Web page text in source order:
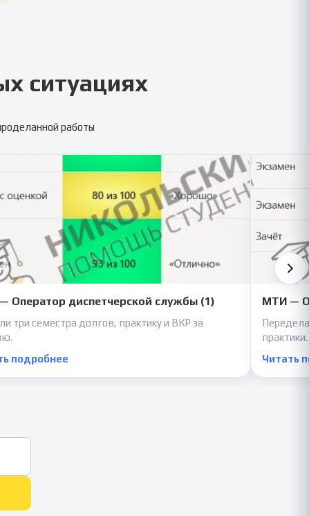
ситуациях
работы
Оператор диспетчерской службы (1)
три семестра долгов, практику и ВКР за
подробнее
МТИ —
практики.
Читать